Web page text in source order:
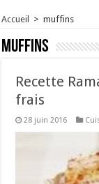
Accueil > muffins
muffins
Recette
frais
28 juin 2016